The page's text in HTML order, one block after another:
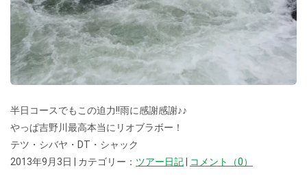
半日コースでもこの迫力!!雨に感謝感謝♪♪
やっぱ吉野川最高本当にリオブラボー！
テツ・シバヤ・DT・シャック
2013年9月3日 | カテゴリー： ツアー日記 コメント（0）